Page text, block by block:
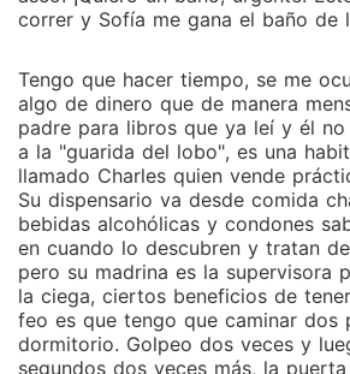
correr y Sofía me gana el baño de
Tengo que hacer tiempo, se me
algo de dinero que de manera
padre para libros que ya leí y él
a la "guarida del lobo", es una
llamado Charles quien vende
Su dispensario va desde comida
bebidas alcohólicas y condones
en cuando lo descubren y tratan
pero su madrina es la supervisora
la ciega, ciertos beneficios de
feo es que tengo que caminar dos
dormitorio. Golpeo dos veces y
segundos dos veces más, la